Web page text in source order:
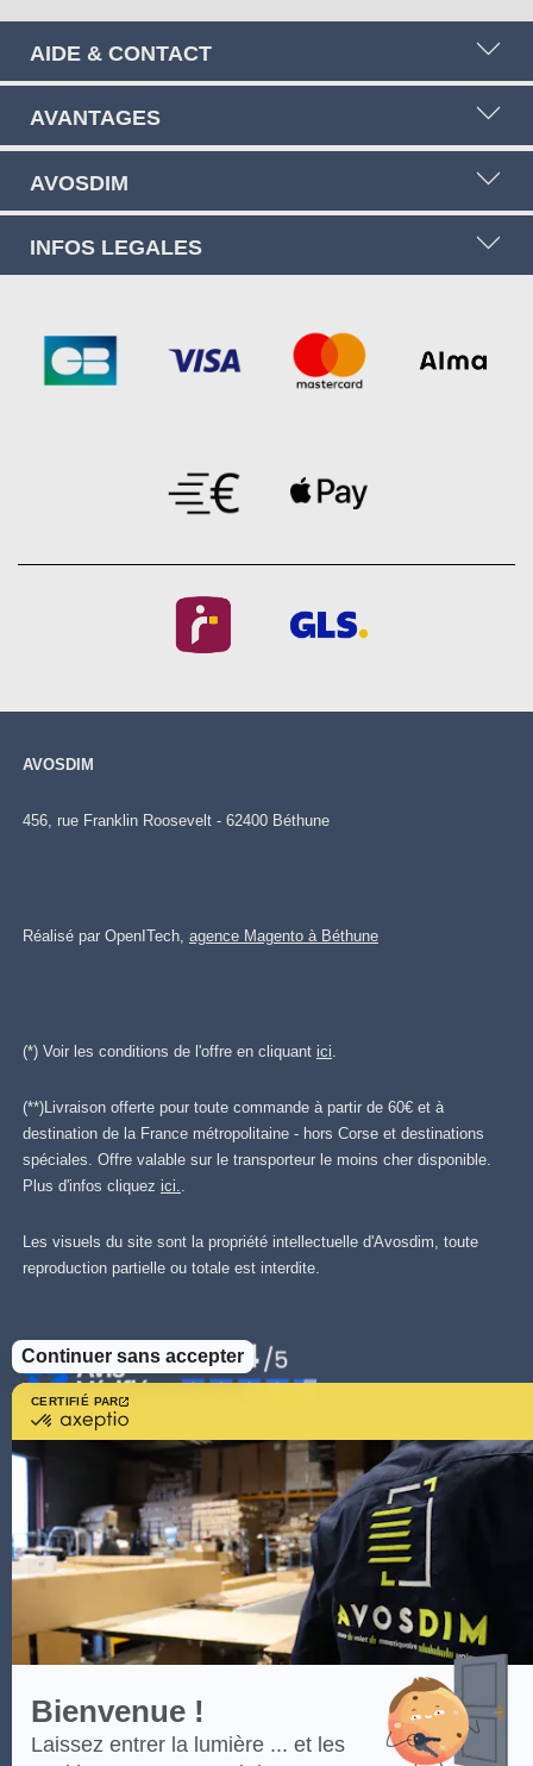
CERTIFIÉ PAR
savoir
plus
sur
Axeptio
Bienvenue !
Laissez entrer la lumière ... et les
Continuer sans accepter
AIDE & CONTACT
AVANTAGES
AVOSDIM
INFOS LEGALES
AVOSDIM
456, rue Franklin Roosevelt - 62400 Béthune
Réalisé par OpenITech, agence Magento à Béthune
(*) Voir les conditions de l'offre en cliquant ici
(**)Livraison offerte pour toute commande à partir de 60€ et à
destination de la France métropolitaine - hors Corse et destinations
spéciales. Offre valable sur le transporteur le moins cher disponible.
Plus d'infos cliquez ici.
Les visuels du site sont la propriété intellectuelle d'Avosdim, toute
reproduction partielle ou totale est interdite.